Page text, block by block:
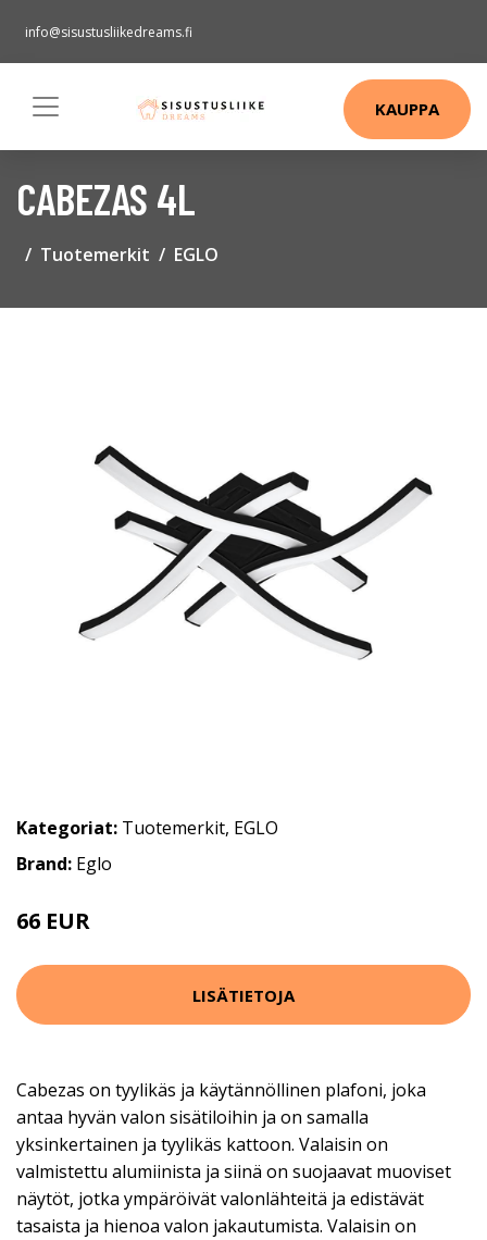
info@sisustusliikedreams.fi
KAUPPA
CABEZAS 4L
Tuotemerkit EGLO
Kategoriat: Tuotemerkit, EGLO
Brand: Eglo
66 EUR
LISÄTIETOJA
Cabezas on tyylikäs ja käytännöllinen plafoni, joka
antaa hyvän valon sisätiloihin ja on samalla
yksinkertainen ja tyylikäs kattoon. Valaisin on
valmistettu alumiinista ja siinä on suojaavat muoviset
näytöt, jotka ympäröivät valonlähteitä ja edistävät
tasaista ja hienoa valon jakautumista. Valaisin on